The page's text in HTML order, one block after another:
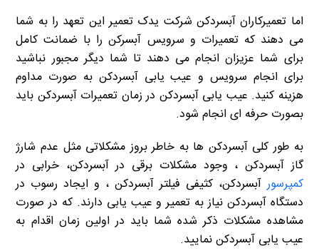
اما تعمیرکاران آبسردکن شرکت یدک تعمیر این تعهد را به شما
می دهند که تعمیرات و سرویس آبسرکن را با ضمانت کامل
برای شما عزیزان انجام می دهند تا شما دیگر مجبور نباشید
برای انجام سرویس و عیب یابی آبسردکن به صورت مداوم
هزینه کنید. عیب یابی آبسردکن در زمان تعمیرات آبسردکن باید
بصورت حرفه ای انجام شود.
به طور کلی آبسردکن ها به خاطر بروز مشکلاتی مثل عدم شارژ
گاز آبسردکن ، وجود مشکلات برقی در آبسردکن، خرابی در
کمپرسورآبسردکن، کثیفی فیلتر آبسردکن ، و ایجاد رسوب در
دستگاه آبسردکن نیاز به تعمیر و عیب یابی دارند. که در صورت
مشاهده مشکلات ذکر شده شما باید در اولین زمان اقدام به
عیب یابی آبسردکن نمایید.